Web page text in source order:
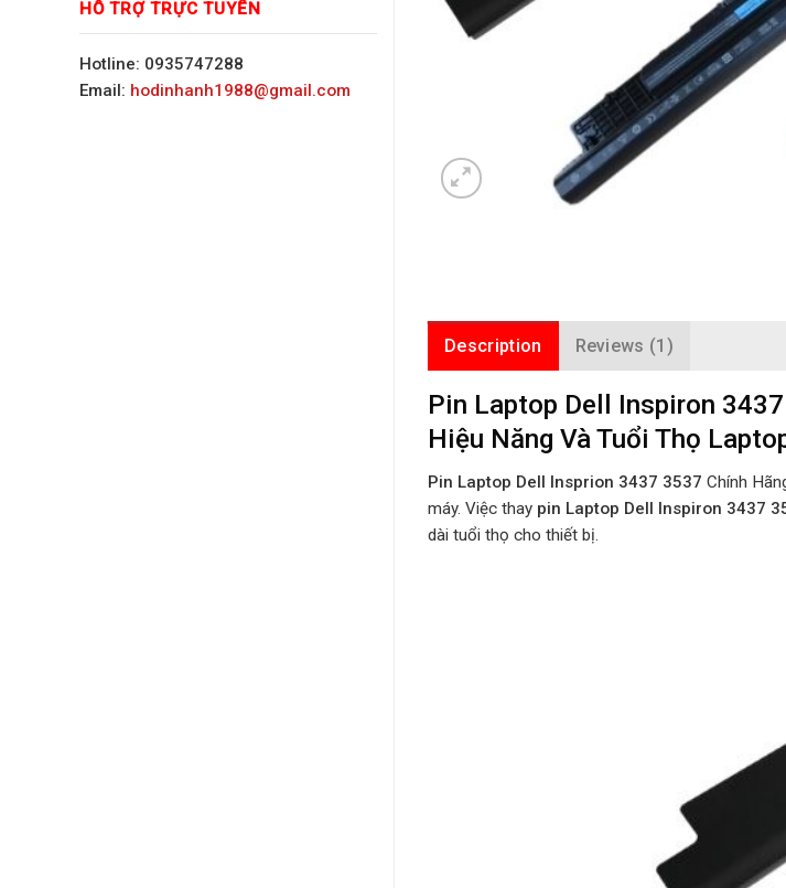
HỖ TRỢ TRỰC TUYẾN
Hotline: 0935747288
Email: hodinhanh1988@gmail.com
Description Reviews (1)
Pin Laptop Dell Inspiron
Hiệu Năng Và Tuổi Thọ
Pin Laptop Dell Insprion 3437 3537 Chính
máy. Việc thay pin Laptop Dell Inspiron 3437
dài tuổi thọ cho thiết bị.